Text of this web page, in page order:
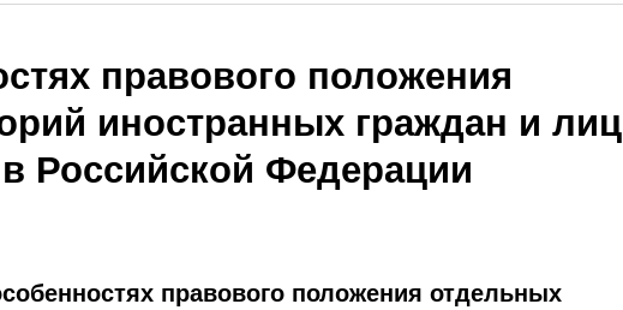
правового положения
иностранных граждан и лиц
Российской Федерации
правового положения отдельных